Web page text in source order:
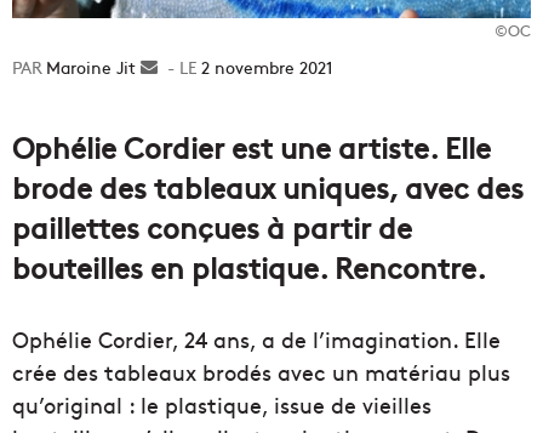
©OC
Maroine Jit
Envoyer2 novembre 2021
Ophélie Cordier est une artiste. Elle
brode des tableaux uniques, avec des
paillettes conçues à partir de
bouteilles en plastique. Rencontre.
Ophélie Cordier, 24 ans, a de l’imagination. Elle
crée des tableaux brodés avec un matériau plus
qu’original : le plastique, issue de vieilles